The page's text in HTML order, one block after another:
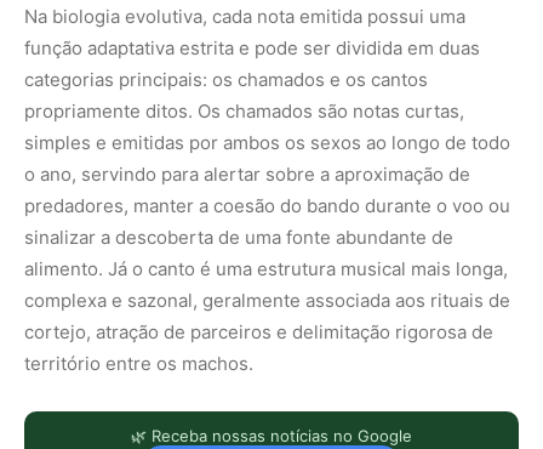
Na biologia evolutiva, cada nota emitida possui uma
função adaptativa estrita e pode ser dividida em duas
categorias principais: os chamados e os cantos
propriamente ditos. Os chamados são notas curtas,
simples e emitidas por ambos os sexos ao longo de todo
o ano, servindo para alertar sobre a aproximação de
predadores, manter a coesão do bando durante o voo ou
sinalizar a descoberta de uma fonte abundante de
alimento. Já o canto é uma estrutura musical mais longa,
complexa e sazonal, geralmente associada aos rituais de
cortejo, atração de parceiros e delimitação rigorosa de
território entre os machos.
🌿 Receba nossas notícias no Google